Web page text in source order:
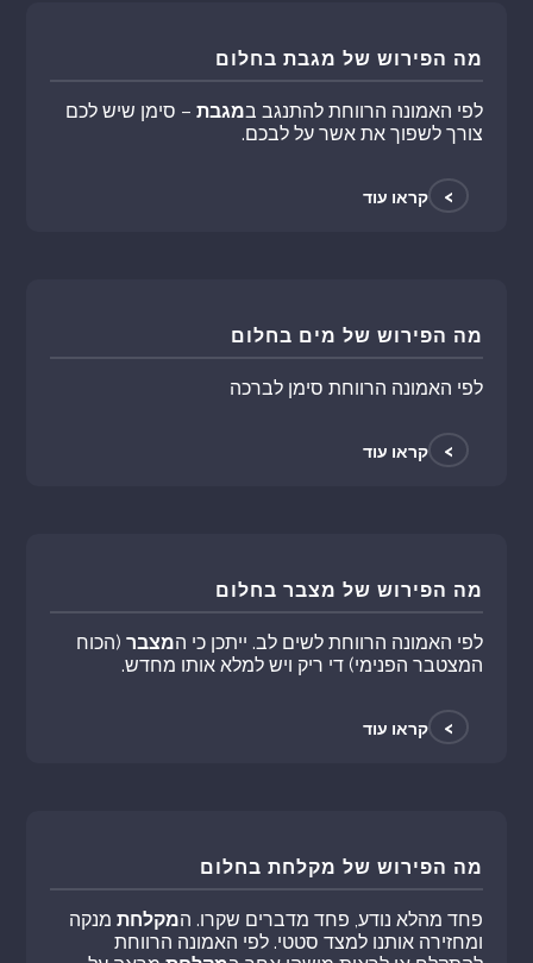
מה הפירוש של מגבת בחלום
לפי האמונה הרווחת להתנגב במגבת – סימן שיש לכם
צורך לשפוך את אשר על לבכם.
> קראו עוד
מה הפירוש של מים בחלום
לפי האמונה הרווחת סימן לברכה
> קראו עוד
מה הפירוש של מצבר בחלום
לפי האמונה הרווחת לשים לב. ייתכן כי המצבר (הכוח
המצטבר הפנימי) די ריק ויש למלא אותו מחדש.
> קראו עוד
מה הפירוש של מקלחת בחלום
פחד מהלא נודע, פחד מדברים שקרו. המקלחת מנקה
ומחזירה אותנו למצד סטטי. לפי האמונה הרווחת